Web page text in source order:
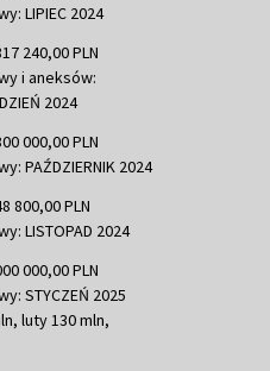
LIPIEC 2024
240,00 PLN
i aneksów:
2024
000,00 PLN
PAŹDZIERNIK 2024
800,00 PLN
LISTOPAD 2024
000,00 PLN
STYCZEŃ 2025
luty 130 mln,